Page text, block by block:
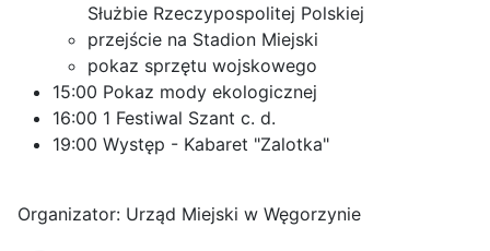
Służbie Rzeczypospolitej Polskiej
przejście na Stadion Miejski
pokaz sprzętu wojskowego
15:00 Pokaz mody ekologicznej
16:00 1 Festiwal Szant c. d.
19:00 Występ - Kabaret "Zalotka"
Organizator: Urząd Miejski w Węgorzynie